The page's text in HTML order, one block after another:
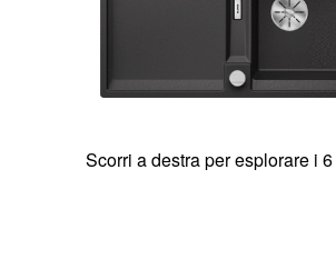
Scorri a destra per esplorare i